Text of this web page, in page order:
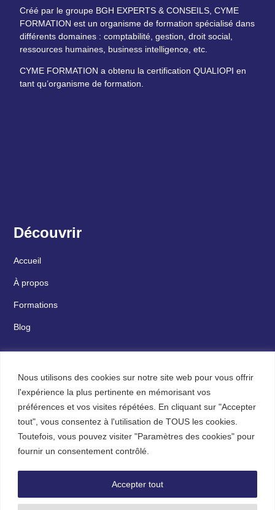
Nous utilisons des cookies sur notre site web pour vous offrir
l'expérience la plus pertinente en mémorisant vos
préférences et vos visites répétées. En cliquant sur "Accepter
tout", vous consentez à l'utilisation de TOUS les cookies.
Toutefois, vous pouvez visiter "Paramètres des cookies" pour
fournir un consentement contrôlé.
Accepter tout
Créé par le groupe BGH EXPERTS & CONSEILS, CYME
FORMATION est un organisme de formation spécialisé dans
différents domaines : comptabilité, gestion, droit social,
ressources humaines, business intelligence, etc.
CYME FORMATION a obtenu la certification QUALIOPI en
tant qu’organisme de formation.
Découvrir
Accueil
À propos
Formations
Blog
CYME
Contact
Mentions légales
Conditions générales d’utilisation
Politique de confidentialité